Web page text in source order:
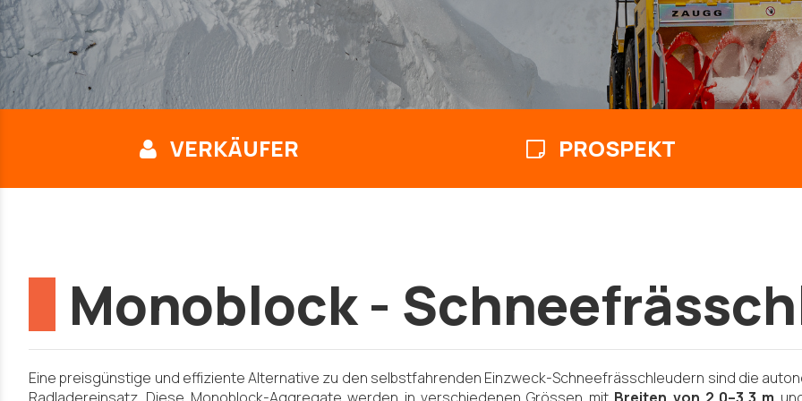
VERKÄUFER PROSPEKT
Monoblock -
Eine preisgünstige und effiziente Alternative zu den selbstfahrenden Einzweck-Schneefrässchleudern sind die